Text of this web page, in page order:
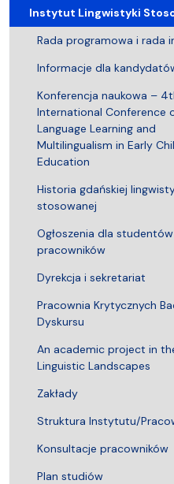
Instytut Lingwistyki
Rada programowa i rada
Informacje dla
Konferencja naukowa –
International Conference
Language Learning and
Multilingualism in Early
Education
Historia gdańskiej
stosowanej
Ogłoszenia dla
pracowników
Dyrekcja i sekretariat
Pracownia Krytycznych
Dyskursu
An academic project in
Linguistic Landscapes
Zakłady
Struktura Instytutu/
Konsultacje pracowników
Plan studiów